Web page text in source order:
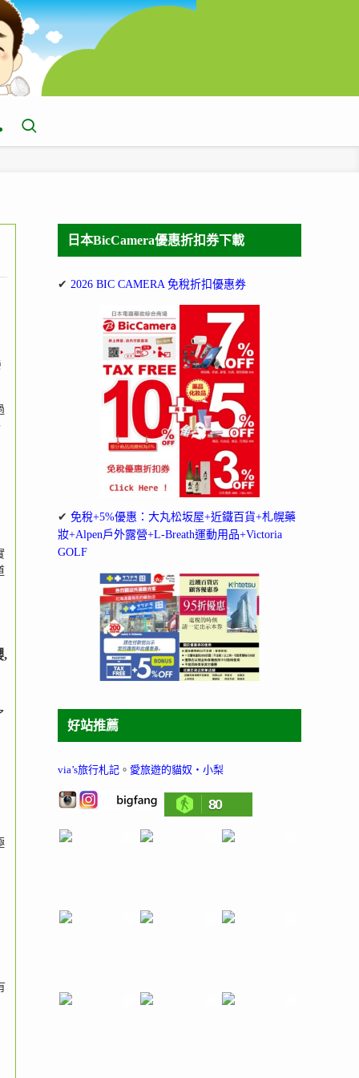
,
日本BicCamera優惠折扣券下載
✔ 2026 BIC CAMERA 免稅折扣優惠券
✔ 免稅+5%優惠：大丸松坂屋+近鐵百貨+札幌藥
妝+Alpen戶外露營+L-Breath運動用品+Victoria
GOLF
好站推薦
via’s旅行札記 。 愛旅遊的貓奴‧小梨
80